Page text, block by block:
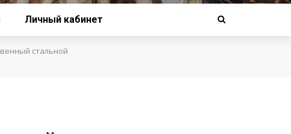
Личный кабинет
стальной